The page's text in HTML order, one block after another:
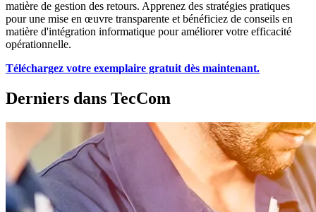
matière de gestion des retours. Apprenez des stratégies pratiques
pour une mise en œuvre transparente et bénéficiez de conseils en
matière d'intégration informatique pour améliorer votre efficacité
opérationnelle.
Téléchargez votre exemplaire gratuit dès maintenant.
Derniers dans TecCom